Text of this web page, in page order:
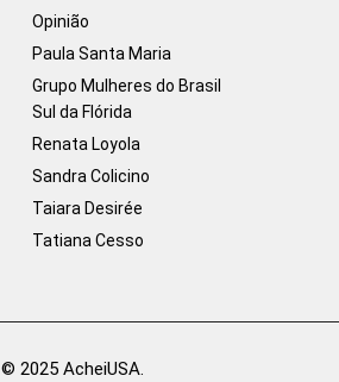
Opinião
Paula Santa Maria
Grupo Mulheres do Brasil
Sul da Flórida
Renata Loyola
Sandra Colicino
Taiara Desirée
Tatiana Cesso
© 2025 AcheiUSA.